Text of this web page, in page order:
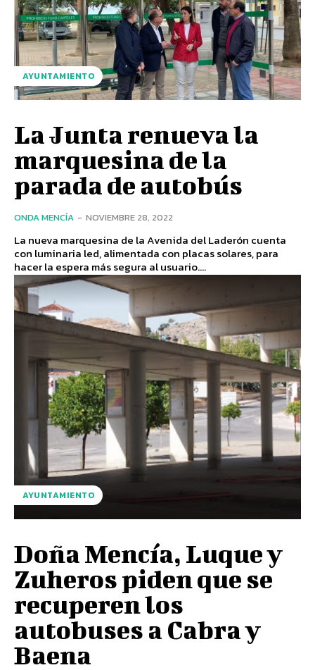
AYUNTAMIENTO
La Junta renueva la
marquesina de la
parada de autobús
ONDA MENCÍA - NOVIEMBRE 28, 2022
La nueva marquesina de la Avenida del Laderón cuenta
con luminaria led, alimentada con placas solares, para
hacer la espera más segura al usuario....
AYUNTAMIENTO
Doña Mencía, Luque y
Zuheros piden que se
recuperen los
autobuses a Cabra y
Baena